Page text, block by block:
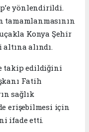
yönlendirildi.
tamamlanmasının
Konya Şehir
alındı.
takip edildiğini
Fatih
sağlık
erişebilmesi için
ifade etti.